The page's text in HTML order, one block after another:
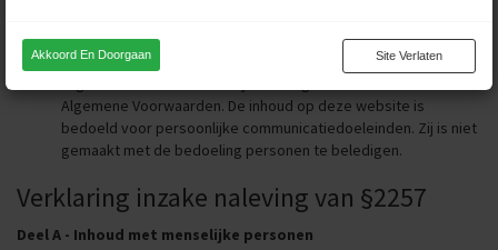
Ik aanvaard de volledige verantwoordelijkheid voor mijn eigen
handelingen; en
Algemene Voorwaarden. De inhoud op deze website is
bedoeld voor persoonlijke communicatiedoeleinden. Zij is niet
gemaakt met de bedoeling personen te beledigen.
Verklaring inzake naleving van §2257
Deel A - Inhoud met menselijke personen
bevat derhalve louter fictieve profielen. Deze profielen zijn voor
persoonlijke communicatie toegevoegd en het maken van
fysieke afspraken met deze profielen is niet mogelijk. iii)Op deze
dienst zijnPrivacyenAlgemene voorwaardenvan toepassing.
Deze kun je vinden in de disclaimer van deze website.
OFFEND AND MAY NOT BE DISTRIBUTED, CIRCULATED,
SOLD, HIRED, GIVEN, LENT, SHOWN, PLAYED OR
PROJECTED TO A PERSON UNDER THE AGE OF 18 YEARS.
Akkoord En Doorgaan Site Verlaten